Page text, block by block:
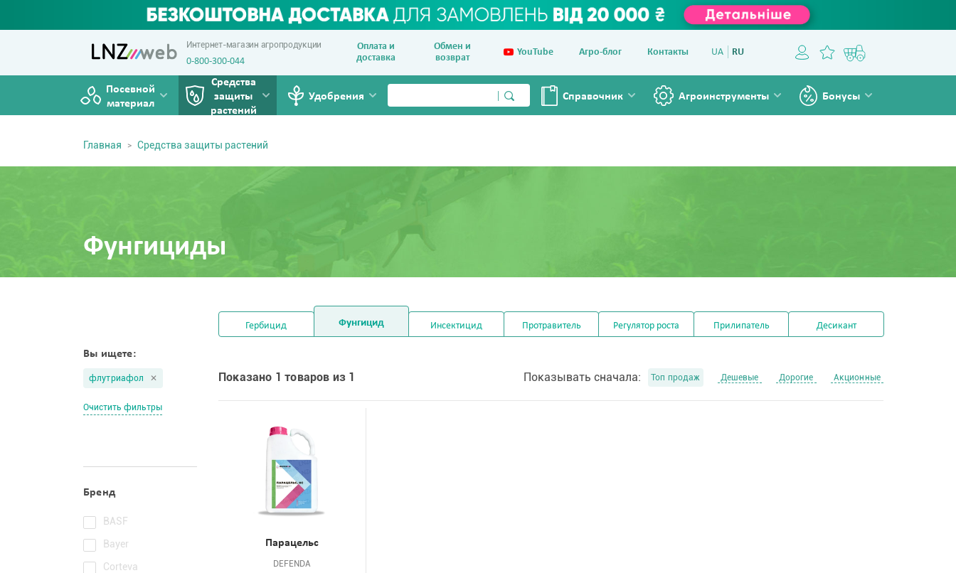
Интернет-магазин агропродукции
0-800-300-044
Оплата и
доставка
Обмен и
возврат
YouTube Агро-блог Контакты UA RU
Посевной
материал
Средства
защиты
растений
Удобрения Справочник Агроинструменты Бонусы
Главная Средства защиты растений
Фунгициды
Вы ищете:
флутриафол
Очистить фильтры
Бренд
BASF
Bayer
Corteva
Гербицид Фунгицид Инсектицид Протравитель Регулятор роста Прилипатель Десикант
Показывать сначала: Топ продаж Дешевые Дорогие Акционные
Показано 1 товаров из 1
Парацельс
DEFENDA